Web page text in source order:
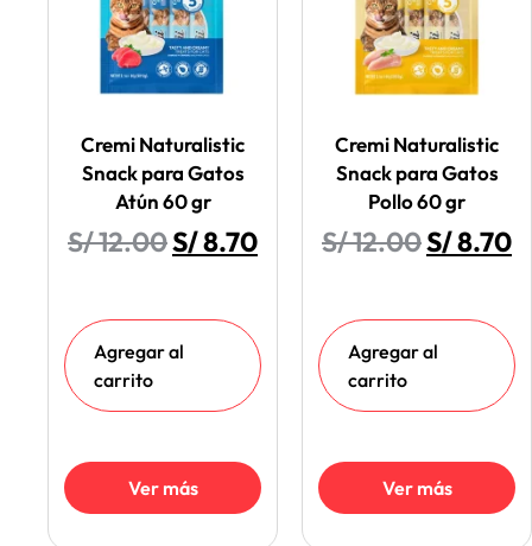
Cremi Naturalistic
Snack para Gatos
Atún 60 gr
S/12.00S/8.70
Agregar al
carrito
Ver más
Cremi Naturalistic
Snack para Gatos
Pollo 60 gr
S/12.00S/8.70
Agregar al
carrito
Ver más